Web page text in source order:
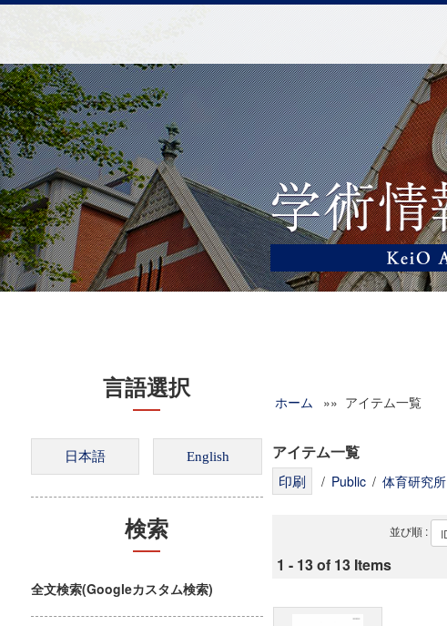
言語選択
検索
全文検索(Googleカスタム検索)
ホーム »» アイテム一覧
アイテム一覧
/ Public / 体育研究所
並び順 :
1 - 13 of 13 Items